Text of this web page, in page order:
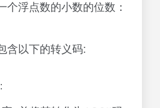
个浮点数的小数的位数：
含以下的转义码: